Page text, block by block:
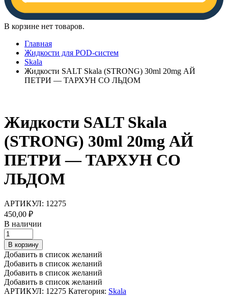
В корзине нет товаров.
Главная
Жидкости для POD-систем
Skala
Жидкости SALT Skala (STRONG) 30ml 20mg АЙ
ПЕТРИ — ТАРХУН СО ЛЬДОМ
Жидкости SALT Skala
(STRONG) 30ml 20mg АЙ
ПЕТРИ — ТАРХУН СО
ЛЬДОМ
АРТИКУЛ: 12275
450,00 ₽
В наличии
Жидкости
SALT
Skala
(STRONG)
30ml
20mg
АЙ
ПЕТРИ
В корзину
Добавить в список желаний
Добавить в список желаний
Добавить в список желаний
Добавить в список желаний
АРТИКУЛ: 12275 Категория: Skala